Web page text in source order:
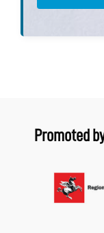
Promoted